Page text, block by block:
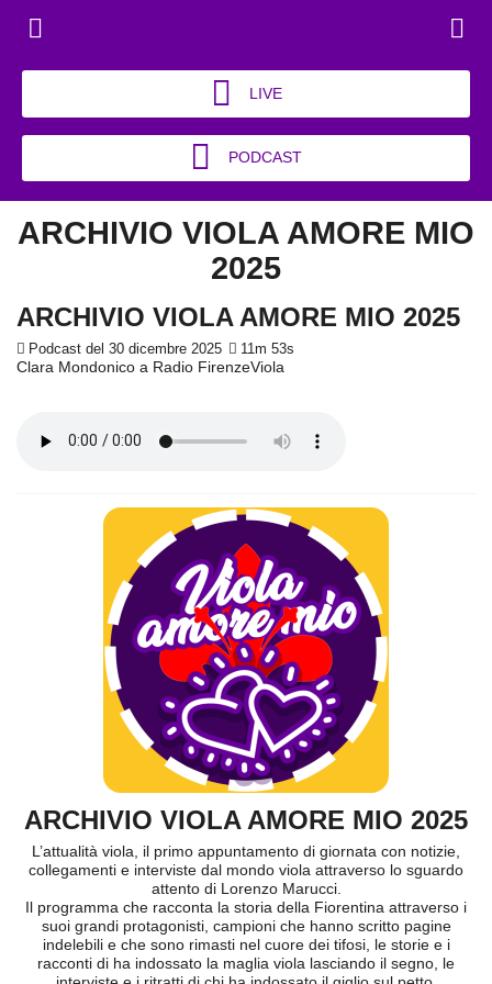
LIVE
PODCAST
ARCHIVIO VIOLA AMORE MIO
2025
ARCHIVIO VIOLA AMORE MIO 2025
Podcast del 30 dicembre 2025 11m 53s
Clara Mondonico a Radio FirenzeViola
ARCHIVIO VIOLA AMORE MIO 2025
L’attualità viola, il primo appuntamento di giornata con notizie,
collegamenti e interviste dal mondo viola attraverso lo sguardo
attento di Lorenzo Marucci.
Il programma che racconta la storia della Fiorentina attraverso i
suoi grandi protagonisti, campioni che hanno scritto pagine
indelebili e che sono rimasti nel cuore dei tifosi, le storie e i
racconti di ha indossato la maglia viola lasciando il segno, le